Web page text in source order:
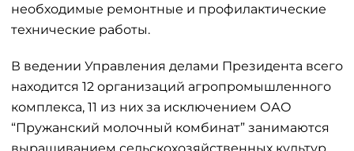
необходимые ремонтные и профилактические
технические работы.
В ведении Управления делами Президента всего
находится 12 организаций агропромышленного
комплекса, 11 из них за исключением ОАО
“Пружанский молочный комбинат” занимаются